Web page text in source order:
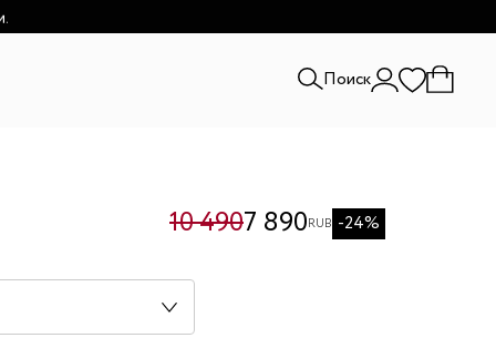
Поиск
10 4907 890RUB -24%